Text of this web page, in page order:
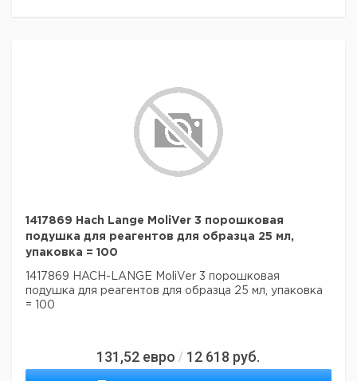
1417869 Hach Lange MoliVer 3 порошковая
подушка для реагентов для образца 25 мл,
упаковка = 100
1417869 HACH-LANGE MoliVer 3 порошковая
подушка для реагентов для образца 25 мл, упаковка
= 100
131,52 евро / 12 618 руб.